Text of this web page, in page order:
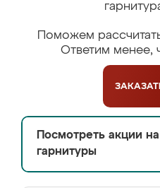
Поможем
Ответим менее,
Посмотреть акции
гарнитуры